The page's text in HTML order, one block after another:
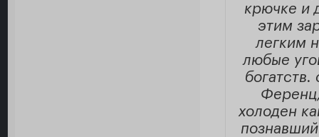
крючке и
этим
легким
любые
холоден